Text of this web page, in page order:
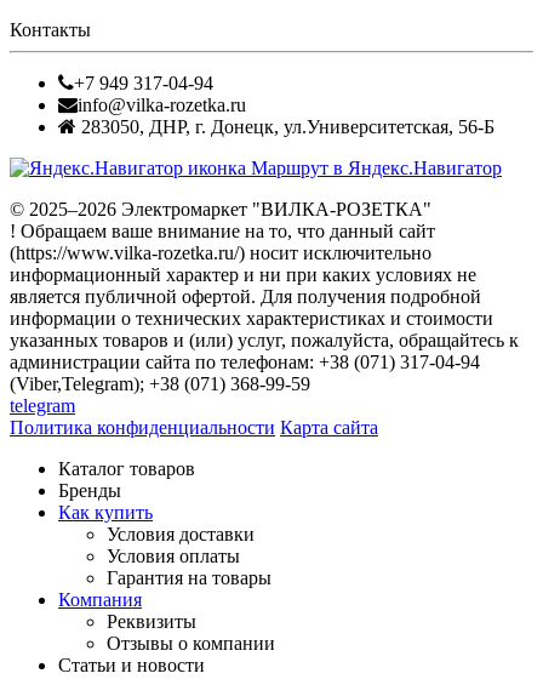
Контакты
+7 949 317-04-94
info@vilka-rozetka.ru
283050, ДНР, г. Донецк, ул.Университетская, 56-Б
Маршрут в Яндекс.Навигатор
© 2025–2026 Электромаркет "ВИЛКА-РОЗЕТКА"
! Обращаем ваше внимание на то, что данный сайт
(https://www.vilka-rozetka.ru/) носит исключительно
информационный характер и ни при каких условиях не
является публичной офертой. Для получения подробной
информации о технических характеристиках и стоимости
указанных товаров и (или) услуг, пожалуйста, обращайтесь к
администрации сайта по телефонам: +38 (071) 317-04-94
(Viber,Telegram); +38 (071) 368-99-59
telegram
Политика конфиденциальности Карта сайта
Каталог товаров
Бренды
Как купить
Условия доставки
Условия оплаты
Гарантия на товары
Компания
Реквизиты
Отзывы о компании
Статьи и новости